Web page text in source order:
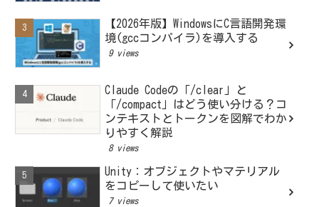
【2026年版】WindowsにC言語開発環
境(gccコンパイラ)を導入する
9 views
Claude Codeの「/clear」と
「/compact」はどう使い分ける？コ
ンテキストとトークンを図解でわか
りやすく解説
8 views
Unity：オブジェクトやマテリアル
をコピーして使いたい
7 views